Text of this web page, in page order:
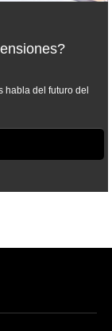
habla del futuro del